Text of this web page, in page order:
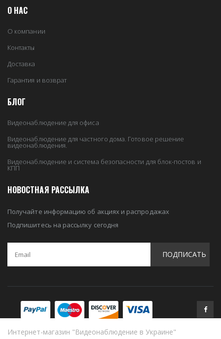
О НАС
О компании
Контакты
Доставка
Гарантия и возврат
БЛОГ
Видеонаблюдение для офиса
Видеонаблюдение для частного дома. Готовое решение
видеонаблюдения.
Видеонаблюдение и система безопасности для блок-постов и
КПП
НОВОСТНАЯ РАССЫЛКА
Получайте информацию об акциях и распродажах
Подпишитесь на рассылку сегодня
ПОДПИСАТЬ
Интернет-магазин "Видеонаблюдение в Украине"